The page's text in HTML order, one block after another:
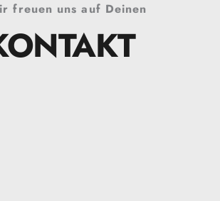
freuen uns auf Deinen